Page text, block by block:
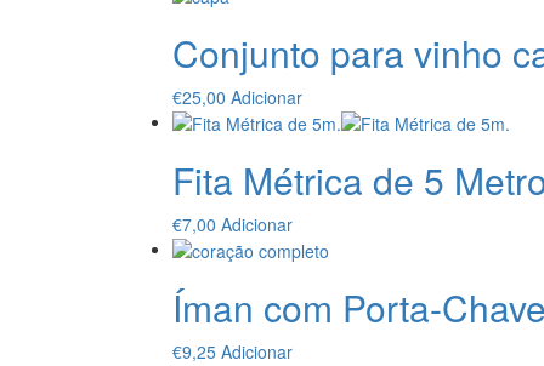
Conjunto para vinho
€25,00 Adicionar
Fita Métrica de 5
€7,00 Adicionar
Íman com Porta-
€9,25 Adicionar